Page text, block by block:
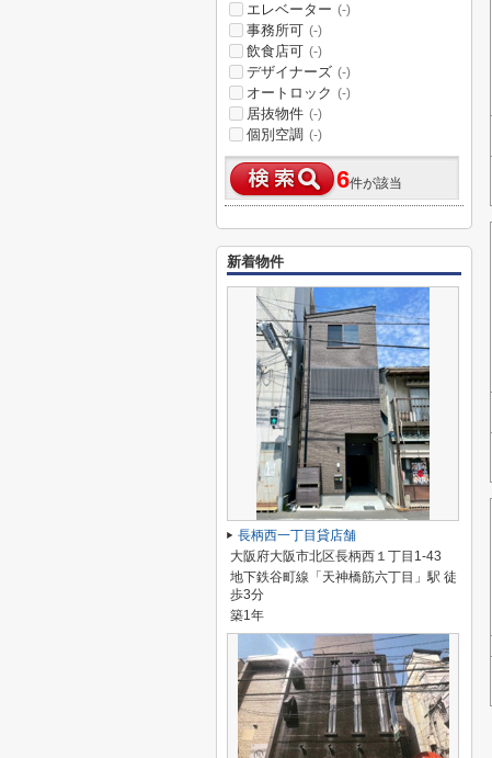
エレベーター (-)
事務所可 (-)
飲食店可 (-)
デザイナーズ (-)
オートロック (-)
居抜物件 (-)
個別空調 (-)
6件が該当
新着物件
長柄西一丁目貸店舗
大阪府大阪市北区長柄西１丁目1-43
地下鉄谷町線「天神橋筋六丁目」駅 徒
歩3分
築1年